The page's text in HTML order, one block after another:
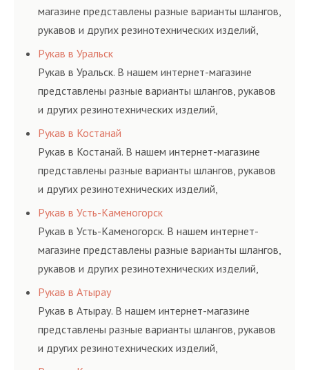
магазине представлены разные варианты шлангов,
рукавов и других резинотехнических изделий,
соответствующих ГОСТам, техническим условиям
и нормативам.
Рукав в Уральск
Рукав в Уральск. В нашем интернет-магазине
представлены разные варианты шлангов, рукавов
и других резинотехнических изделий,
соответствующих ГОСТам, техническим условиям
и нормативам.
Рукав в Костанай
Рукав в Костанай. В нашем интернет-магазине
представлены разные варианты шлангов, рукавов
и других резинотехнических изделий,
соответствующих ГОСТам, техническим условиям
и нормативам.
Рукав в Усть-Каменогорск
Рукав в Усть-Каменогорск. В нашем интернет-
магазине представлены разные варианты шлангов,
рукавов и других резинотехнических изделий,
соответствующих ГОСТам, техническим условиям
и нормативам.
Рукав в Атырау
Рукав в Атырау. В нашем интернет-магазине
представлены разные варианты шлангов, рукавов
и других резинотехнических изделий,
соответствующих ГОСТам, техническим условиям